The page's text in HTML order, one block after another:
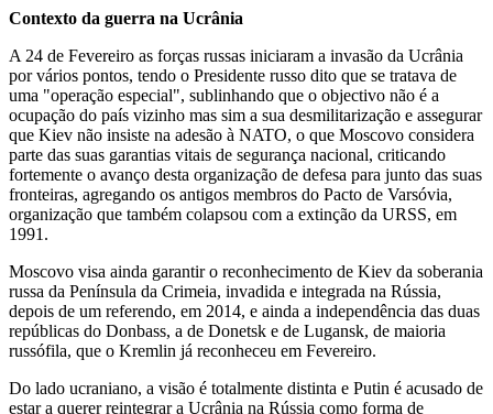
Contexto da guerra na Ucrânia
A 24 de Fevereiro as forças russas iniciaram a invasão da Ucrânia
por vários pontos, tendo o Presidente russo dito que se tratava de
uma "operação especial", sublinhando que o objectivo não é a
ocupação do país vizinho mas sim a sua desmilitarização e assegurar
que Kiev não insiste na adesão à NATO, o que Moscovo considera
parte das suas garantias vitais de segurança nacional, criticando
fortemente o avanço desta organização de defesa para junto das suas
fronteiras, agregando os antigos membros do Pacto de Varsóvia,
organização que também colapsou com a extinção da URSS, em
1991.
Moscovo visa ainda garantir o reconhecimento de Kiev da soberania
russa da Península da Crimeia, invadida e integrada na Rússia,
depois de um referendo, em 2014, e ainda a independência das duas
repúblicas do Donbass, a de Donetsk e de Lugansk, de maioria
russófila, que o Kremlin já reconheceu em Fevereiro.
Do lado ucraniano, a visão é totalmente distinta e Putin é acusado de
estar a querer reintegrar a Ucrânia na Rússia como forma de